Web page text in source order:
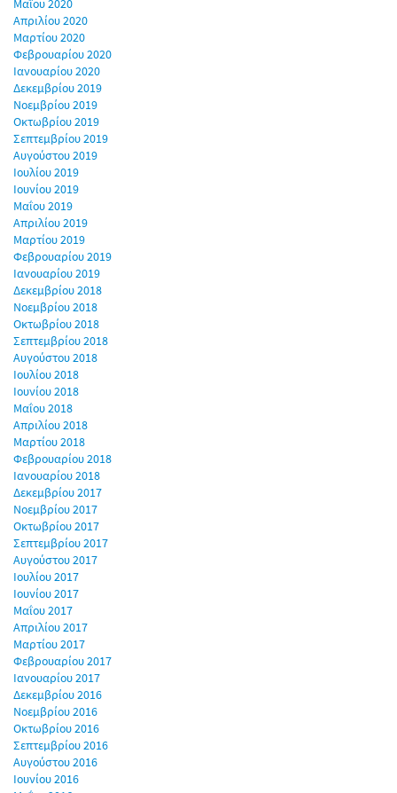
Μαΐου 2020
Απριλίου 2020
Μαρτίου 2020
Φεβρουαρίου 2020
Ιανουαρίου 2020
Δεκεμβρίου 2019
Νοεμβρίου 2019
Οκτωβρίου 2019
Σεπτεμβρίου 2019
Αυγούστου 2019
Ιουλίου 2019
Ιουνίου 2019
Μαΐου 2019
Απριλίου 2019
Μαρτίου 2019
Φεβρουαρίου 2019
Ιανουαρίου 2019
Δεκεμβρίου 2018
Νοεμβρίου 2018
Οκτωβρίου 2018
Σεπτεμβρίου 2018
Αυγούστου 2018
Ιουλίου 2018
Ιουνίου 2018
Μαΐου 2018
Απριλίου 2018
Μαρτίου 2018
Φεβρουαρίου 2018
Ιανουαρίου 2018
Δεκεμβρίου 2017
Νοεμβρίου 2017
Οκτωβρίου 2017
Σεπτεμβρίου 2017
Αυγούστου 2017
Ιουλίου 2017
Ιουνίου 2017
Μαΐου 2017
Απριλίου 2017
Μαρτίου 2017
Φεβρουαρίου 2017
Ιανουαρίου 2017
Δεκεμβρίου 2016
Νοεμβρίου 2016
Οκτωβρίου 2016
Σεπτεμβρίου 2016
Αυγούστου 2016
Ιουνίου 2016